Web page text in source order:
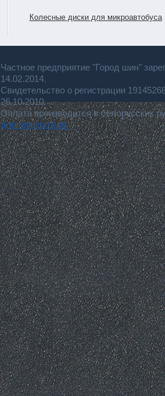
Колесные диски для микроавтобуса
Частное предприятие "Город шин"
14.02.2014.
Свидетельство о регистрации
26.10.2010.
Оплата производится в белорусских
для покупателя.